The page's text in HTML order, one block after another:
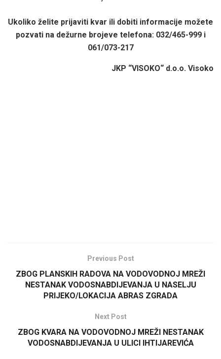
Ukoliko želite prijaviti kvar ili dobiti informacije možete
pozvati na dežurne brojeve telefona: 032/465-999 i
061/073-217
JKP “VISOKO“ d.o.o. Visoko
Previous Post
ZBOG PLANSKIH RADOVA NA VODOVODNOJ MREŽI
NESTANAK VODOSNABDIJEVANJA U NASELJU
PRIJEKO/LOKACIJA ABRAS ZGRADA
Next Post
ZBOG KVARA NA VODOVODNOJ MREŽI NESTANAK
VODOSNABDIJEVANJA U ULICI IHTIJAREVIĆA